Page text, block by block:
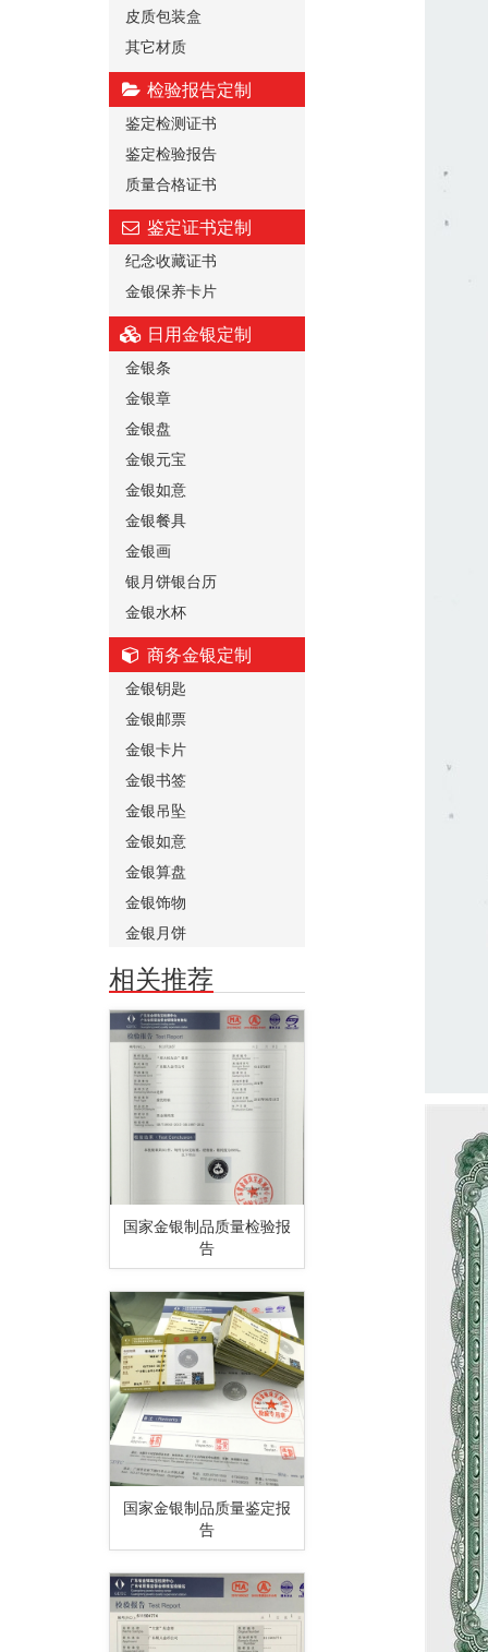
皮质包装盒
其它材质
检验报告定制
鉴定检测证书
鉴定检验报告
质量合格证书
鉴定证书定制
纪念收藏证书
金银保养卡片
日用金银定制
金银条
金银章
金银盘
金银元宝
金银如意
金银餐具
金银画
银月饼银台历
金银水杯
商务金银定制
金银钥匙
金银邮票
金银卡片
金银书签
金银吊坠
金银如意
金银算盘
金银饰物
金银月饼
相关推荐
国家金银制品质量检验报
告
国家金银制品质量鉴定报
告